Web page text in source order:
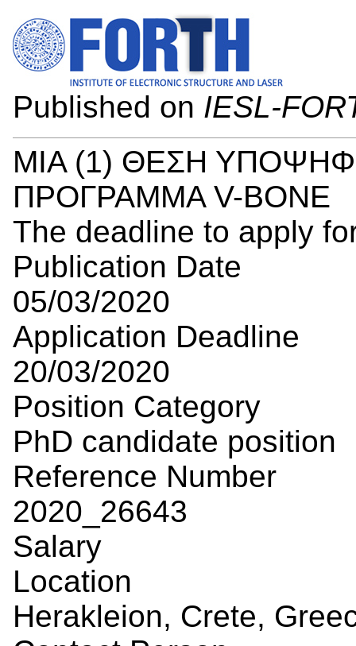
Published on IESL-
ΜΙΑ (1) ΘΕΣΗ
ΠΡΟΓΡΑΜΜΑ V-BONE
The deadline to apply
Publication Date
05/03/2020
Application Deadline
20/03/2020
Position Category
PhD candidate position
Reference Number
2020_26643
Salary
Location
Herakleion, Crete,